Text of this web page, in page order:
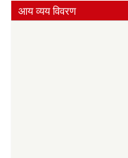
आय व्यय विवरण